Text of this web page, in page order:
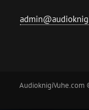
AudioknigiVuhe.com